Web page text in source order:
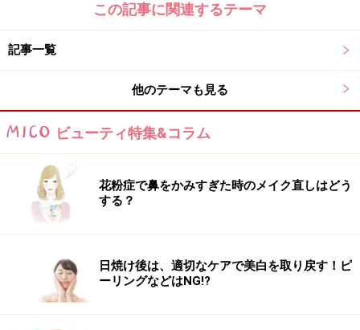
美容エッセンスを混ぜて染めるので、キラキラしづらく
ツヤのある仕上がり。髪の内部深く浸透する『高浸透処
センスプラスカラー／税抜1314円（編集部調べ）／花王
気軽に部分染めできるヘアカラー専門店
ホームカラー感覚で気軽に、しかもプロのカウンセリン
この記事に関連するテーマ
記事一覧
他のテーマも見る
ビューティ特集&コラム
花粉症で鼻をかみすぎた時のメイク直しはどう
する？
日焼け後は、適切なケアで美白を取り戻す！ピ
ーリングなどはNG!?